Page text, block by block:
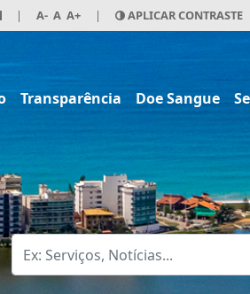
| A- A A+ | APLICAR CONTRASTE
Transparência Doe Sangue